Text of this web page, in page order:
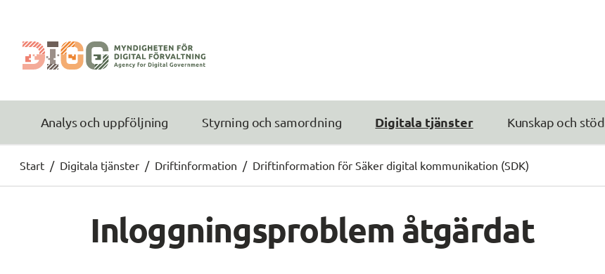
Analys och uppföljning Styrning och samordning Digitala tjänster Kunskap och stöd
Start / Digitala tjänster / Driftinformation / Driftinformation för Säker digital kommunikation (SDK)
Inloggningsproblem åtgärdat